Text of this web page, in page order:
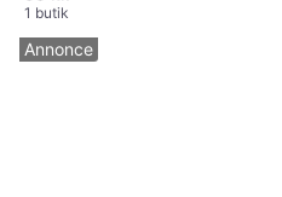
1 butik
Annonce